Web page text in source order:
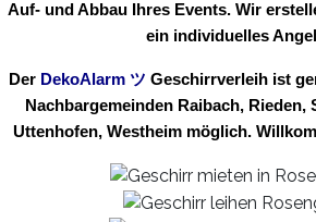
Auf- und Abbau Ihres Events. Wir
ein individuelles
Der DekoAlarm ツ Geschirrverleih ist
Nachbargemeinden Raibach, Rieden,
Uttenhofen, Westheim möglich.